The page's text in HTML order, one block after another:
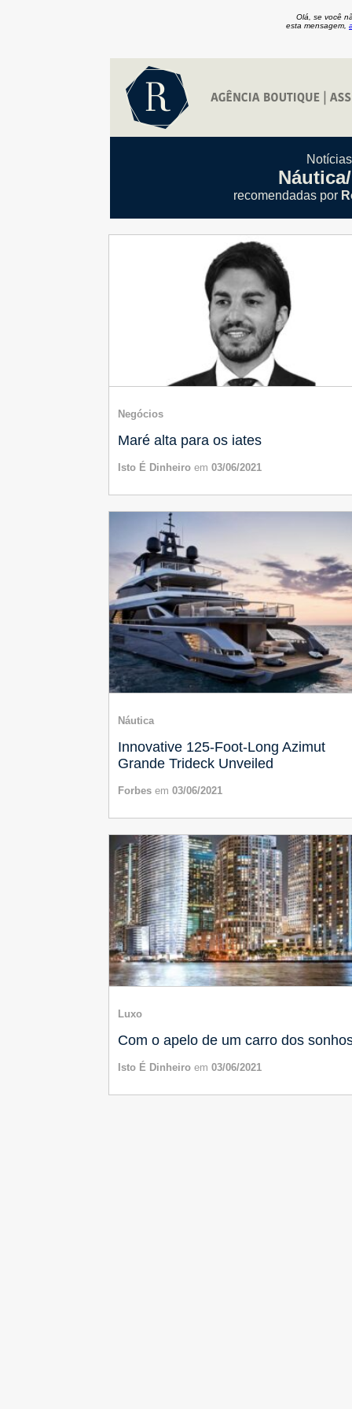
Olá, se você
esta mensagem,
recomendadas por
Negócios
Maré alta para os iates
Isto É Dinheiro em 03/06/2021
Náutica
Innovative 125-Foot-Long Azimut
Grande Trideck Unveiled
Forbes em 03/06/2021
Luxo
Com o apelo de um carro dos
Isto É Dinheiro em 03/06/2021